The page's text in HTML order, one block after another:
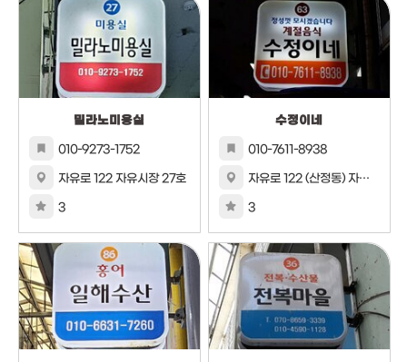
밀라노미용실
010-9273-1752
자유로 122 자유시장 27호
3
수정이네
010-7611-8938
자유로 122 (산정동) 자유시장 내 63호
3